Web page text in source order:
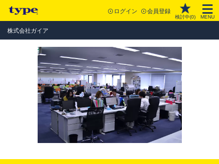
ログイン 会員登録
検討中(0) MENU
株式会社ガイア